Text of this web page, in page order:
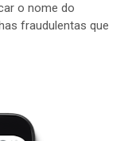
o nome do
fraudulentas que